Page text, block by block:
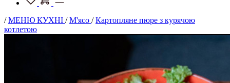
/МЕНЮ КУХНІ /М'ясо /Картопляне пюре з курячою
котлетою